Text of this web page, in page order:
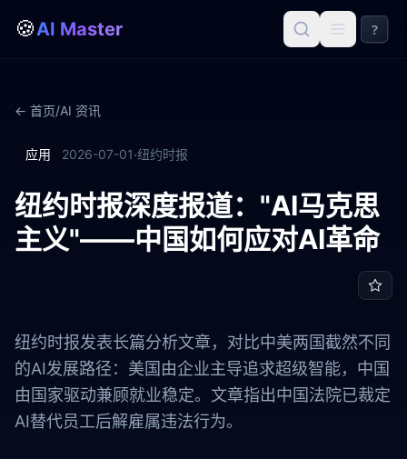
🍪AI Master ?
← 首页/AI 资讯
应用 2026-07-01·纽约时报
纽约时报深度报道："AI马克思
主义"——中国如何应对AI革命
纽约时报发表长篇分析文章，对比中美两国截然不同
的AI发展路径：美国由企业主导追求超级智能，中国
由国家驱动兼顾就业稳定。文章指出中国法院已裁定
AI替代员工后解雇属违法行为。